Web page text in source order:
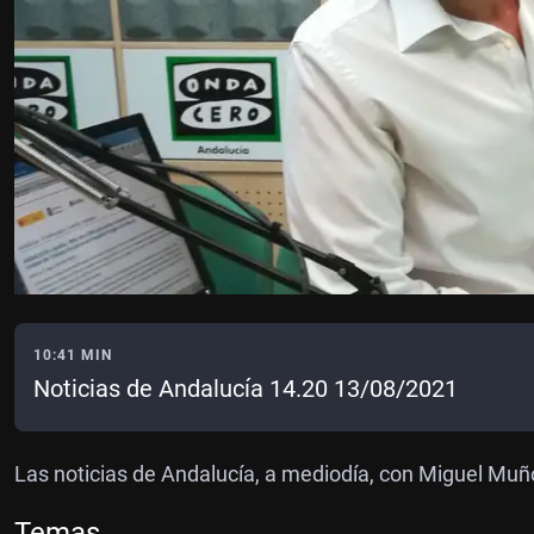
10:41 MIN
Noticias de Andalucía 14.20 13/08/2021
Las noticias de Andalucía, a mediodía, con Miguel